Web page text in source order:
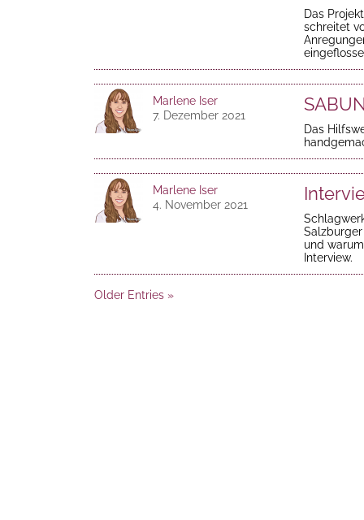
Das
schreitet
Marlene Iser
7. Dezember 2021
Das
Marlene Iser
4. November 2021
und
Interview.
Older Entries »